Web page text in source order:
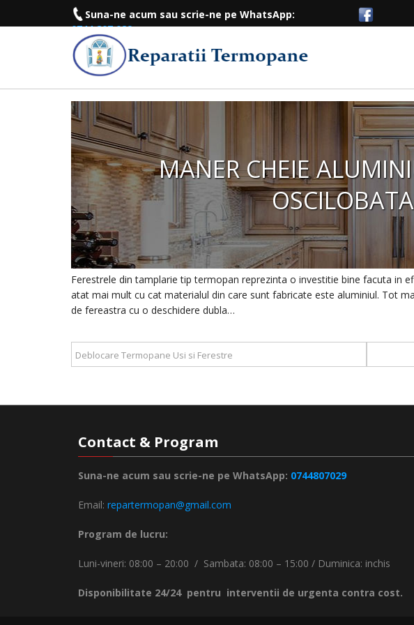
Suna-ne acum sau scrie-ne pe WhatsApp:
0744.807.029
MANER CHEIE
Ferestrele din tamplarie tip termopan reprezinta o investitie bine facuta in
atat mai mult cu cat materialul din care sunt fabricate este aluminiul. Tot
de fereastra cu o deschidere dubla…
Deblocare Termopane Usi si Ferestre
Contact & Program
Suna-ne acum sau scrie-ne pe WhatsApp: 0744807029
Email: repartermopan@gmail.com
Program de lucru:
Luni-vineri: 08:00 – 20:00 / Sambata: 08:00 – 15:00 / Duminica: inchis
Disponibilitate 24/24 pentru interventii de urgenta contra cost.